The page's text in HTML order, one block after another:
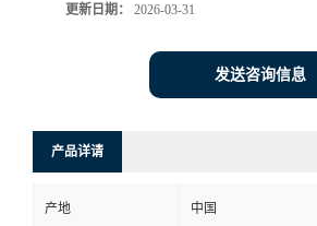
更新日期： 2026-03-31
发送咨询信息
产品详请
产地 中国